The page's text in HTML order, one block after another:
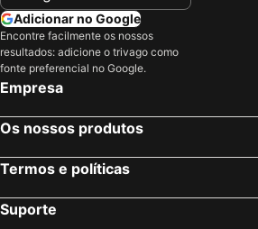
Adicionar no Google
Encontre facilmente os nossos
resultados: adicione o trivago como
fonte preferencial no Google.
Empresa
Os nossos produtos
Termos e políticas
Suporte